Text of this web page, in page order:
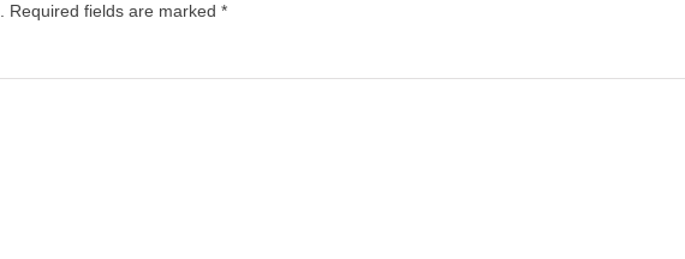
Required fields are marked *